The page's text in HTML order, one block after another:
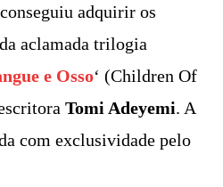
conseguiu adquirir os
aclamada trilogia
e Osso‘ (Children Of
Tomi Adeyemi. A
com exclusividade pelo